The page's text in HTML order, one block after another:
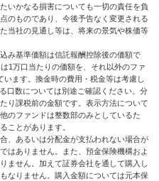
いかなる損害についても一切の責任を負
のものであり、今後予告なく変更される
当社の見通し等は、将来の景気や株価等
み基準価額は信託報酬控除後の価額で
1万口当たりの価額を、それ以外のファ
ます。換金時の費用・税金等は考慮し
口数については別途ご確認ください。分
り課税前の金額です。表示方法について
のファンドは整数部のみとしているた
ことがあります。
、あるいは分配金が支払われない場合が
はありません。また、預金保険機構およ
ません。加えて証券会社を通して購入し
なりません。購入金額については元本保